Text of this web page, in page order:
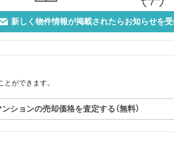
新しく物件情報が掲載されたらお知らせを
ができます。
ションの売却価格を査定する（無料）